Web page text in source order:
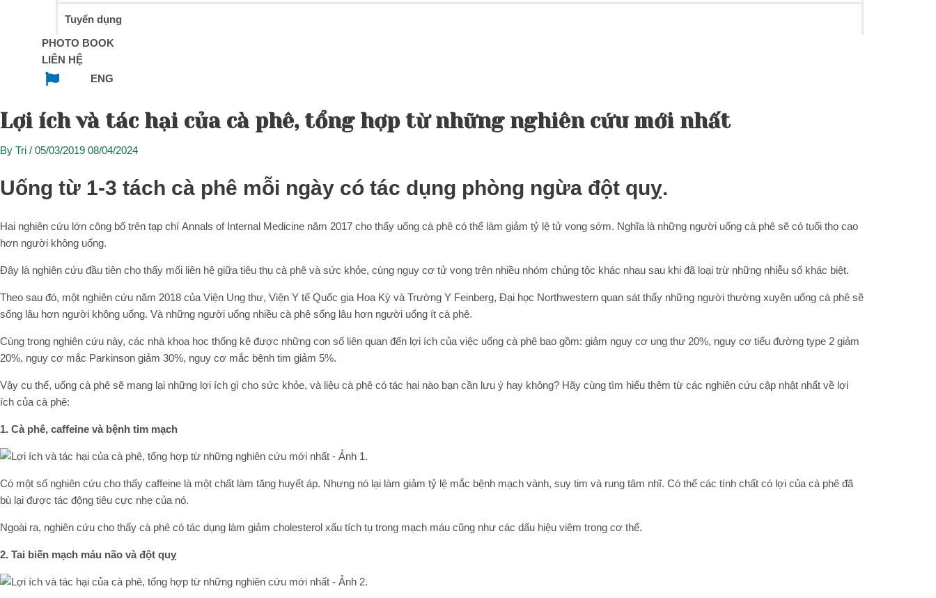
Tuyển dụng
PHOTO BOOK
LIÊN HỆ
ENG
Lợi ích và tác hại của cà phê, tổng hợp từ những nghiên cứu mới nhất
By Tri / 05/03/2019 08/04/2024
Uống từ 1-3 tách cà phê mỗi ngày có tác dụng phòng ngừa đột quỵ.
Hai nghiên cứu lớn công bố trên tạp chí Annals of Internal Medicine năm 2017 cho thấy uống cà phê có thể làm giảm tỷ lệ tử vong sớm. Nghĩa là những người uống cà phê sẽ có tuổi thọ cao
hơn người không uống.
Đây là nghiên cứu đầu tiên cho thấy mối liên hệ giữa tiêu thụ cà phê và sức khỏe, cùng nguy cơ tử vong trên nhiều nhóm chủng tộc khác nhau sau khi đã loại trừ những nhiễu số khác biệt.
Theo sau đó, một nghiên cứu năm 2018 của Viện Ung thư, Viện Y tế Quốc gia Hoa Kỳ và Trường Y Feinberg, Đại học Northwestern quan sát thấy những người thường xuyên uống cà phê sẽ
sống lâu hơn người không uống. Và những người uống nhiều cà phê sống lâu hơn người uống ít cà phê.
Cùng trong nghiên cứu này, các nhà khoa học thống kê được những con số liên quan đến lợi ích của việc uống cà phê bao gồm: giảm nguy cơ ung thư 20%, nguy cơ tiểu đường type 2 giảm
20%, nguy cơ mắc Parkinson giảm 30%, nguy cơ mắc bệnh tim giảm 5%.
Vậy cụ thể, uống cà phê sẽ mang lại những lợi ích gì cho sức khỏe, và liệu cà phê có tác hại nào bạn cần lưu ý hay không? Hãy cùng tìm hiểu thêm từ các nghiên cứu cập nhật nhất về lợi
ích của cà phê:
1. Cà phê, caffeine và bệnh tim mạch
Có một số nghiên cứu cho thấy caffeine là một chất làm tăng huyết áp. Nhưng nó lại làm giảm tỷ lệ mắc bệnh mạch vành, suy tim và rung tâm nhĩ. Có thể các tính chất có lợi của cà phê đã
bù lại được tác động tiêu cực nhẹ của nó.
Ngoài ra, nghiên cứu cho thấy cà phê có tác dụng làm giảm cholesterol xấu tích tụ trong mạch máu cũng như các dấu hiệu viêm trong cơ thể.
2. Tai biến mạch máu não và đột quỵ